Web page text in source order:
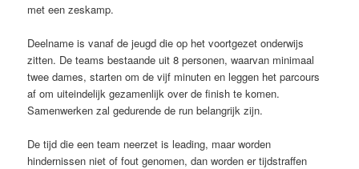
met een zeskamp.
Deelname is vanaf de jeugd die op het voortgezet onderwijs
zitten. De teams bestaande uit 8 personen, waarvan minimaal
twee dames, starten om de vijf minuten en leggen het parcours
af om uiteindelijk gezamenlijk over de finish te komen.
Samenwerken zal gedurende de run belangrijk zijn.
De tijd die een team neerzet is leading, maar worden
hindernissen niet of fout genomen, dan worden er tijdstraffen